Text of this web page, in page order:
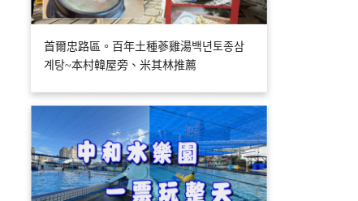
首爾忠路區。百年土種蔘雞湯백년토종삼
계탕~本村韓屋旁、米其林推薦